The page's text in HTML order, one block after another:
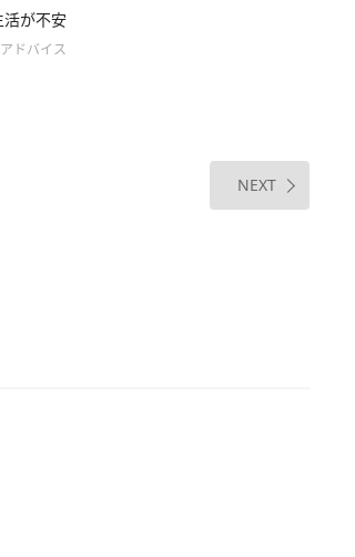
活が不安
ドバイス
NEXT